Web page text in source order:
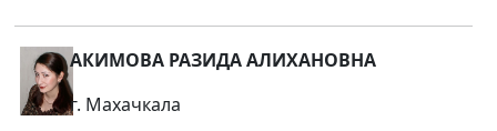
АКИМОВА РАЗИДА АЛИХАНОВНА
г. Махачкала